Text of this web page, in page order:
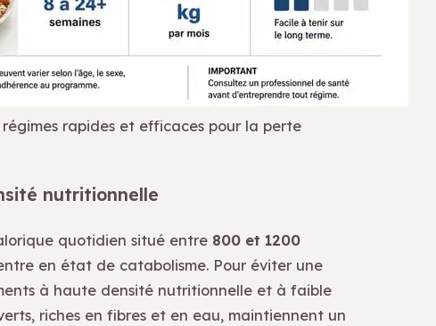
rapides et efficaces pour la perte
nutritionnelle
quotidien situé entre 800 et 1200
en état de catabolisme. Pour éviter une
à haute densité nutritionnelle et à faible
riches en fibres et en eau, maintiennent un